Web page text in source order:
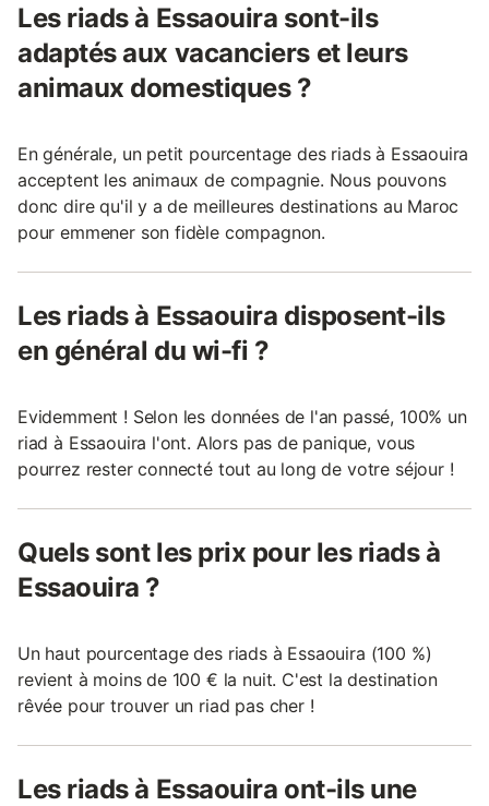
Les riads à Essaouira sont-ils
adaptés aux vacanciers et leurs
animaux domestiques ?
En générale, un petit pourcentage des riads à Essaouira
acceptent les animaux de compagnie. Nous pouvons
donc dire qu'il y a de meilleures destinations au Maroc
pour emmener son fidèle compagnon.
Les riads à Essaouira disposent-ils
en général du wi-fi ?
Evidemment ! Selon les données de l'an passé, 100% un
riad à Essaouira l'ont. Alors pas de panique, vous
pourrez rester connecté tout au long de votre séjour !
Quels sont les prix pour les riads à
Essaouira ?
Un haut pourcentage des riads à Essaouira (100 %)
revient à moins de 100 € la nuit. C'est la destination
rêvée pour trouver un riad pas cher !
Les riads à Essaouira ont-ils une